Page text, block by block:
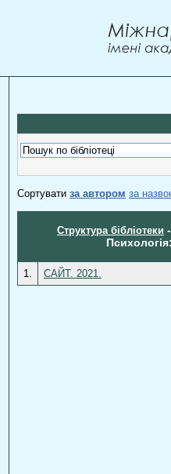
Сортувати за автором за
Структура бібліотеки
1. САЙТ. 2021.